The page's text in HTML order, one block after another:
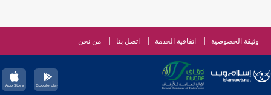
وثيقة الخصوصية اتفاقية الخدمة اتصل بنا من نحن